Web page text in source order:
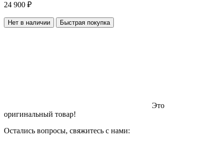
24 900 ₽
Нет в наличии Быстрая покупка
Это
оригинальный товар!
Остались вопросы, свяжитесь с нами: